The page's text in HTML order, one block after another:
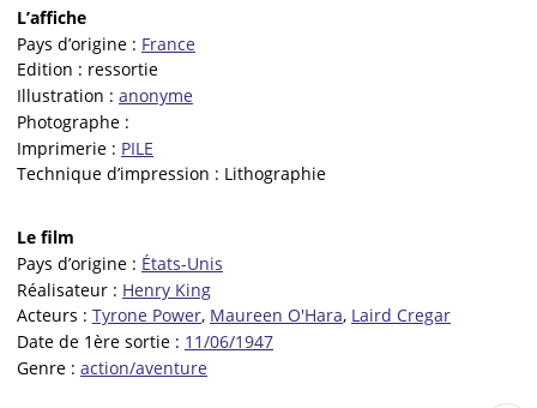
L’affiche
Pays d’origine : France
Edition : ressortie
Illustration : anonyme
Photographe :
Imprimerie : PILE
Technique d’impression : Lithographie
Le film
Pays d’origine : États-Unis
Réalisateur : Henry King
Acteurs : Tyrone Power, Maureen O'Hara, Laird Cregar
Date de 1ère sortie : 11/06/1947
Genre : action/aventure